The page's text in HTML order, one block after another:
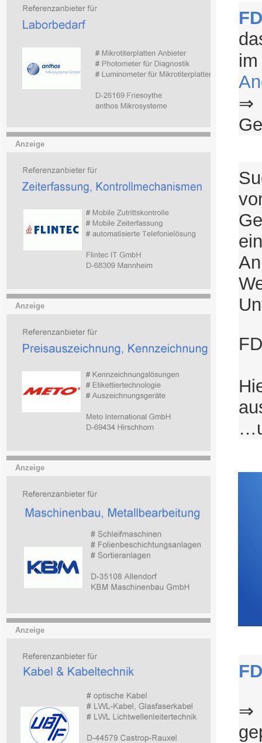
Anzeige
Anzeige
Anzeige
Anzeige
⇒
⇒